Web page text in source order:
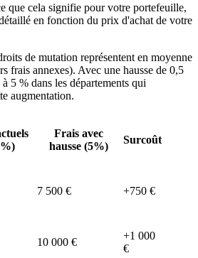
que cela signifie pour votre portefeuille,
en fonction du prix d'achat de votre
de mutation représentent en moyenne
frais annexes). Avec une hausse de 0,5
5 % dans les départements qui
augmentation.
Frais avec
hausse (5%)
Surcoût
7 500 € +750 €
10 000 €
+1 000
€